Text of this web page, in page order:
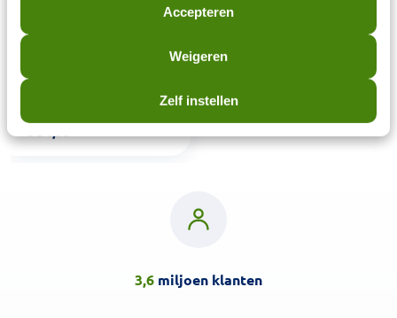
Accepteren
Weigeren
Zelf instellen
Bonusan D-mannose
tabletten 500mg 120 stuks
3,6miljoen klanten